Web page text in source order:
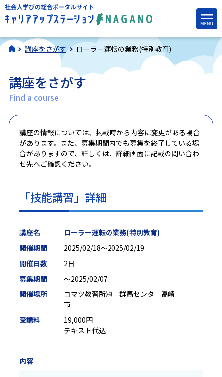
講座をさがす ローラー運転の業務(特別教育)
講座をさがす
Find a course
講座の情報については、掲載時から内容に変更がある場合
があります。また、募集期間内でも募集を終了している場
合がありますので、詳しくは、詳細画面に記載の問い合わ
せ先へご確認ください。
「技能講習」詳細
講座名
ローラー運転の業務(特別教育)
開催期間
2025/02/18〜2025/02/19
開催日数
2日
募集期間
〜2025/02/07
開催場所
コマツ教習所㈱ 群馬センタ 高崎
市
受講料
19,000円
テキスト代込
内容